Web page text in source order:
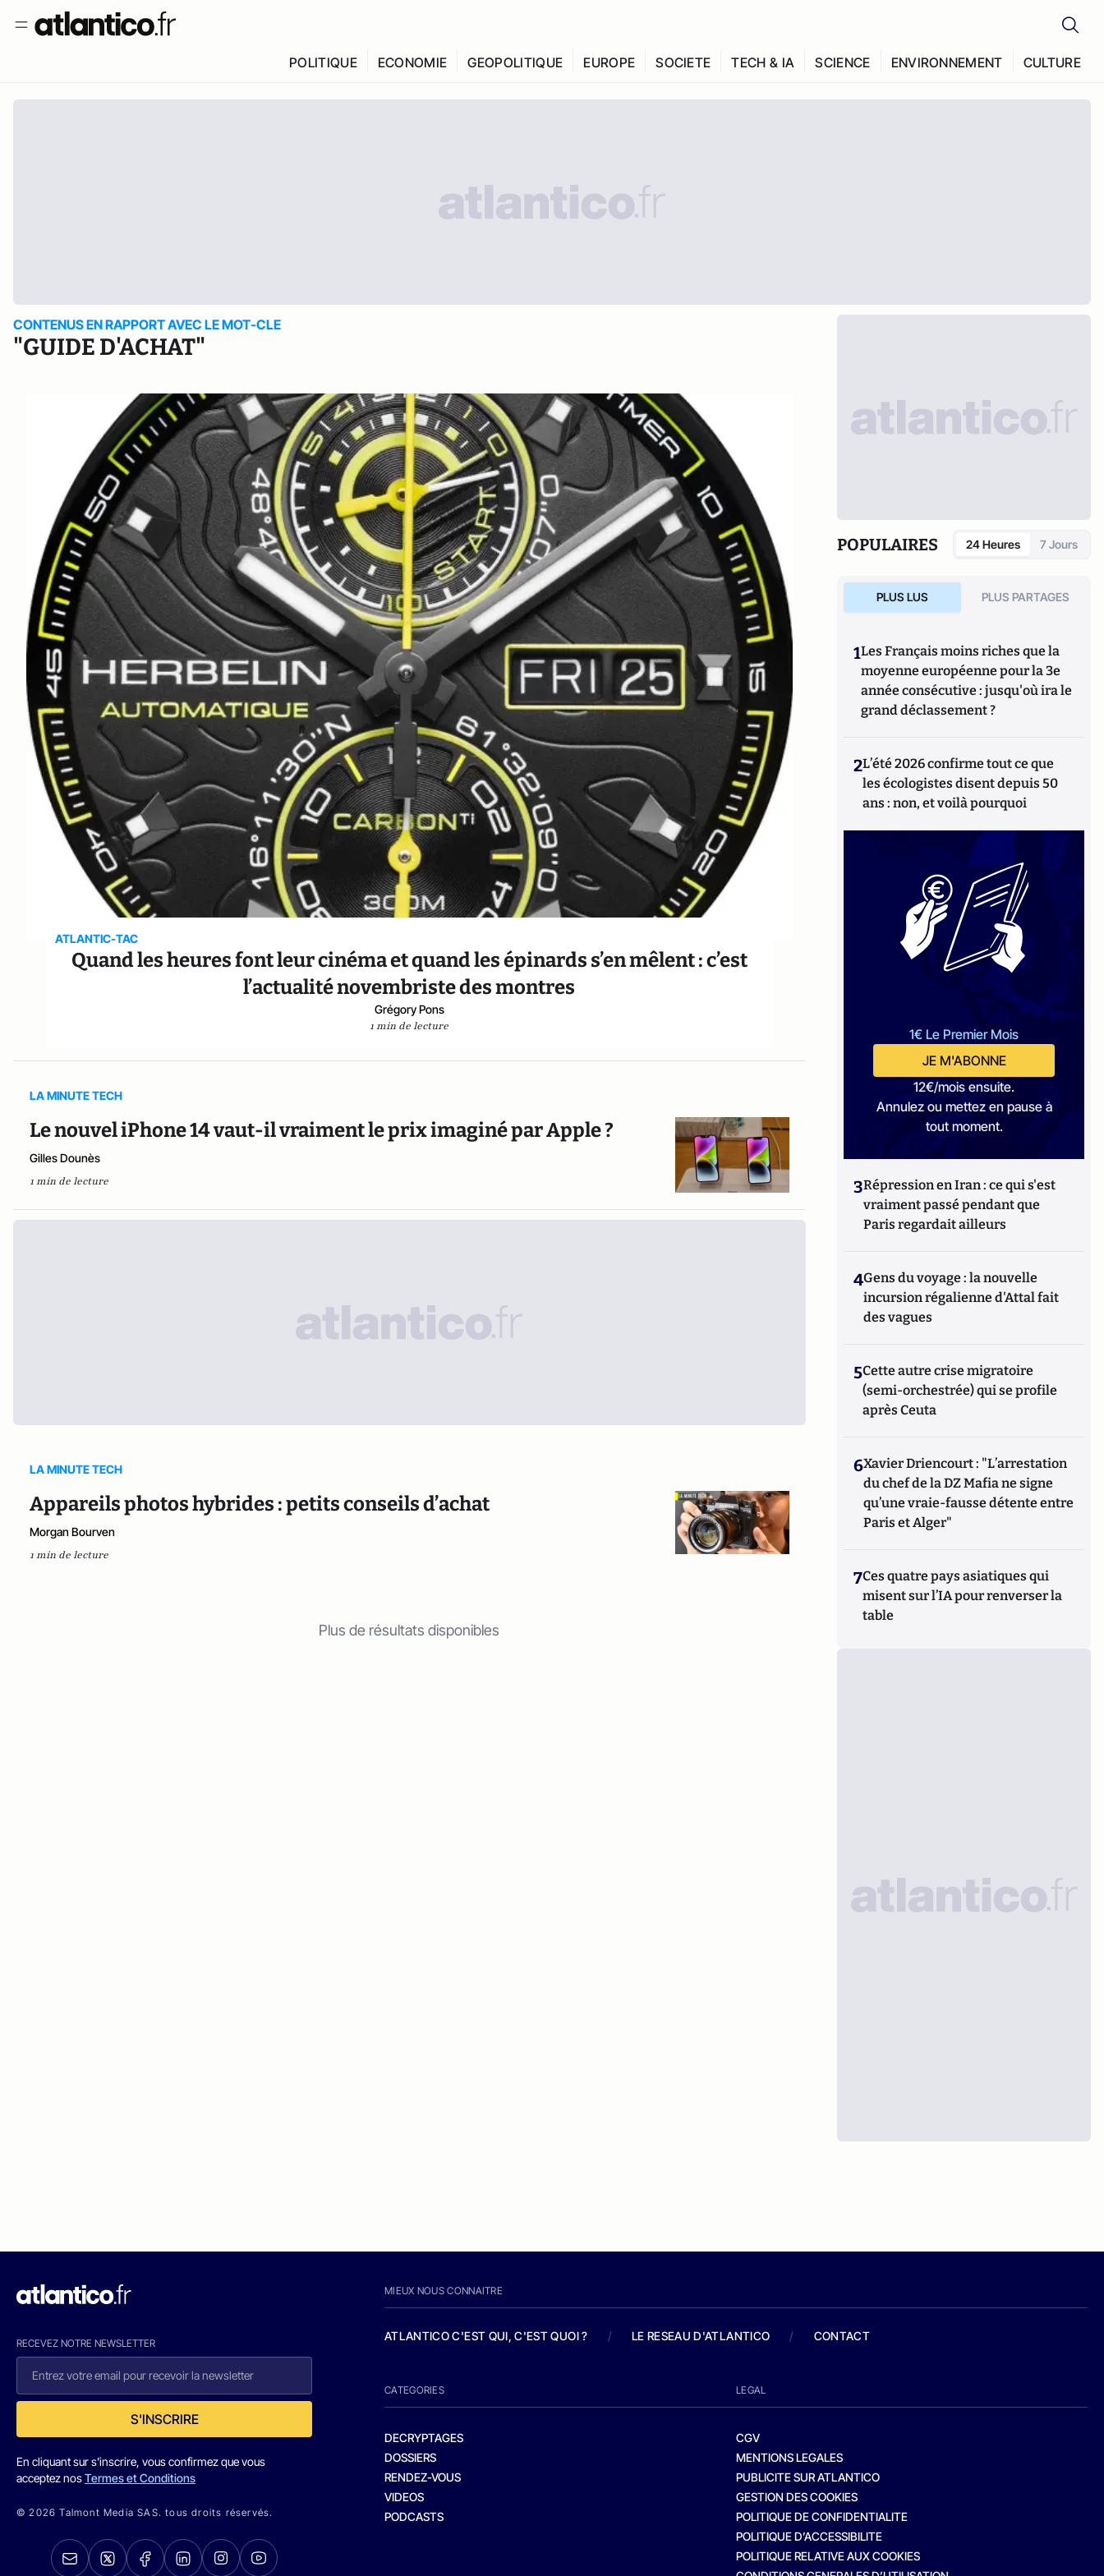
POLITIQUE ECONOMIE GEOPOLITIQUE EUROPE SOCIETE TECH & IA SCIENCE ENVIRONNEMENT CULTURE
CONTENUS EN RAPPORT AVEC LE MOT-CLE
"GUIDE D'ACHAT"
ATLANTIC-TAC
Quand les heures font leur cinéma et quand les épinards s’en mêlent : c’est
l’actualité novembriste des montres
Grégory Pons
1 min de lecture
LA MINUTE TECH
Le nouvel iPhone 14 vaut-il vraiment le prix imaginé par Apple ?
Gilles Dounès
1 min de lecture
LA MINUTE TECH
Appareils photos hybrides : petits conseils d’achat
Morgan Bourven
1 min de lecture
Plus de résultats disponibles
POPULAIRES 24 Heures 7 Jours
PLUS LUS PLUS PARTAGES
1Les Français moins riches que la
moyenne européenne pour la 3e
année consécutive : jusqu'où ira le
grand déclassement ?
2L’été 2026 confirme tout ce que
les écologistes disent depuis 50
ans : non, et voilà pourquoi
1€ Le Premier Mois
JE M'ABONNE
12€/mois ensuite.
Annulez ou mettez en pause à
tout moment.
3Répression en Iran : ce qui s'est
vraiment passé pendant que
Paris regardait ailleurs
4Gens du voyage : la nouvelle
incursion régalienne d'Attal fait
des vagues
5Cette autre crise migratoire
(semi-orchestrée) qui se profile
après Ceuta
6Xavier Driencourt : "L’arrestation
du chef de la DZ Mafia ne signe
qu’une vraie-fausse détente entre
Paris et Alger"
7Ces quatre pays asiatiques qui
misent sur l’IA pour renverser la
table
RECEVEZ NOTRE NEWSLETTER
S'INSCRIRE
En cliquant sur s'inscrire, vous confirmez que vous
acceptez nosTermes et Conditions
© 2026 Talmont Media SAS. tous droits réservés.
MIEUX NOUS CONNAITRE
ATLANTICO C'EST QUI, C'EST QUOI ? / LE RESEAU D'ATLANTICO / CONTACT
CATEGORIES
DECRYPTAGES
DOSSIERS
RENDEZ-VOUS
VIDEOS
PODCASTS
LEGAL
CGV
MENTIONS LEGALES
PUBLICITE SUR ATLANTICO
GESTION DES COOKIES
POLITIQUE DE CONFIDENTIALITE
POLITIQUE D’ACCESSIBILITE
POLITIQUE RELATIVE AUX COOKIES